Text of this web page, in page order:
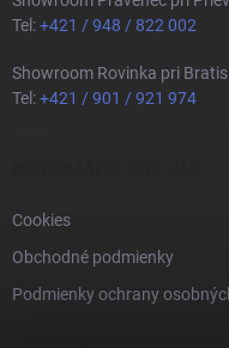
Tel:+421 / 948 / 822 002
Showroom Rovinka pri
Tel:+421 / 901 / 921 974
Cookies
Obchodné podmienky
Podmienky ochrany